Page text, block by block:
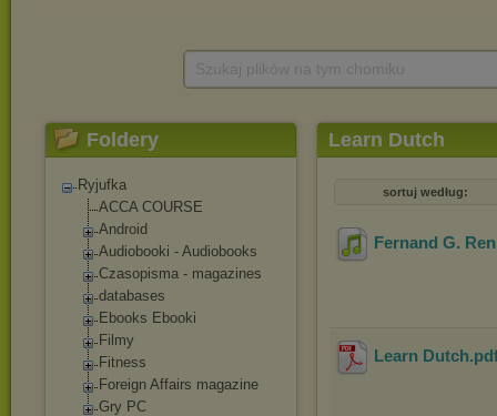
Foldery
Ryjufka
ACCA COURSE
Android
Audiobooki - Audiobooks
Czasopisma - magazines
databases
Ebooks Ebooki
Filmy
Fitness
Foreign Affairs magazine
Gry PC
Learn Dutch
sortuj według:
Fernand G.
Learn Dutch